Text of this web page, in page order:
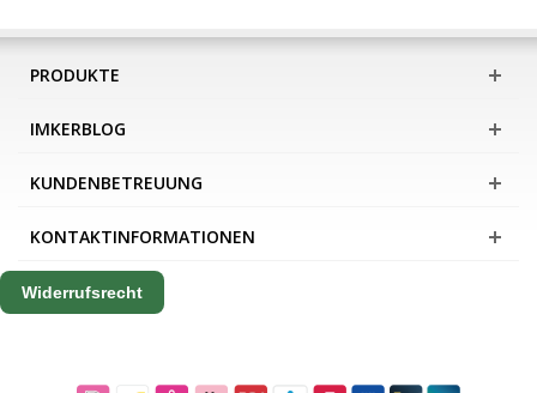
PRODUKTE
IMKERBLOG
KUNDENBETREUUNG
KONTAKTINFORMATIONEN
Widerrufsrecht